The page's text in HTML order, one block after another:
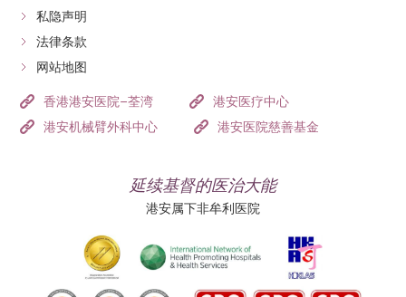
私隐声明
法律条款
网站地图
香港港安医院–荃湾
港安医疗中心
港安机械臂外科中心
港安医院慈善基金
延续基督的医治大能
港安属下非牟利医院